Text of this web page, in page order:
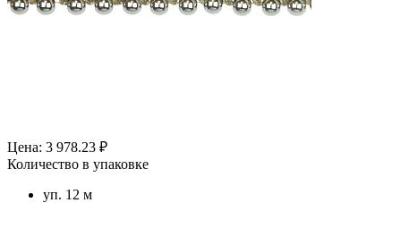
Цена: 3 978.23 ₽
Количество в упаковке
уп. 12 м